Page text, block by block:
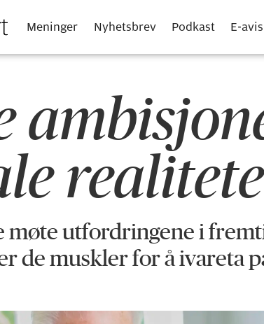
Meninger Nyhetsbrev Podkast E-avis
møte utfordringene i
demusklerfor å ivareta